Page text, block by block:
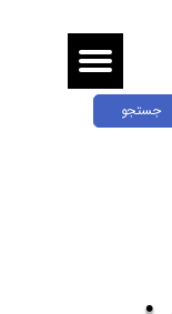
جستجو